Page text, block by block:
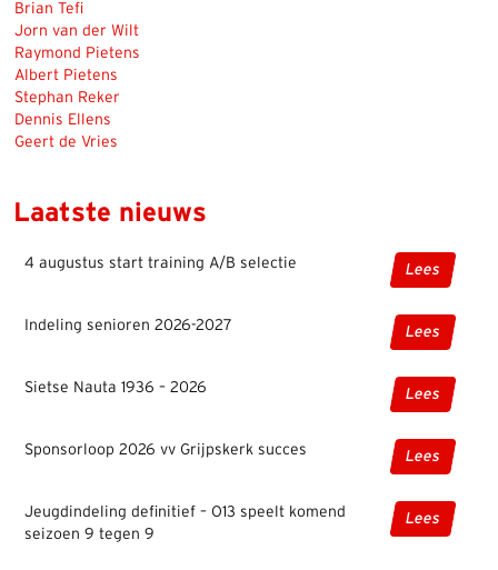
Brian Tefi
Jorn van der Wilt
Raymond Pietens
Albert Pietens
Stephan Reker
Dennis Ellens
Geert de Vries
Laatste nieuws
4 augustus start training A/B selectie Lees
Indeling senioren 2026-2027 Lees
Sietse Nauta 1936 – 2026 Lees
Sponsorloop 2026 vv Grijpskerk succes Lees
Jeugdindeling definitief – O13 speelt komend
seizoen 9 tegen 9
Lees